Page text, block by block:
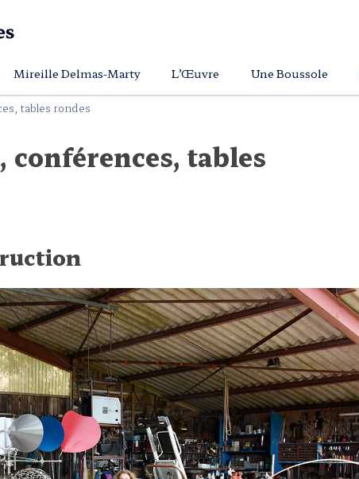
Mireille Delmas-Marty L’Œuvre Une Boussole
tables rondes
conférences, tables